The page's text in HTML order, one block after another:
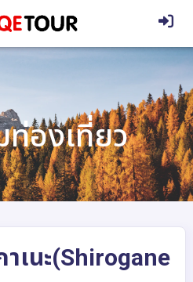
องเที่ยว
เนะ(Shirogane